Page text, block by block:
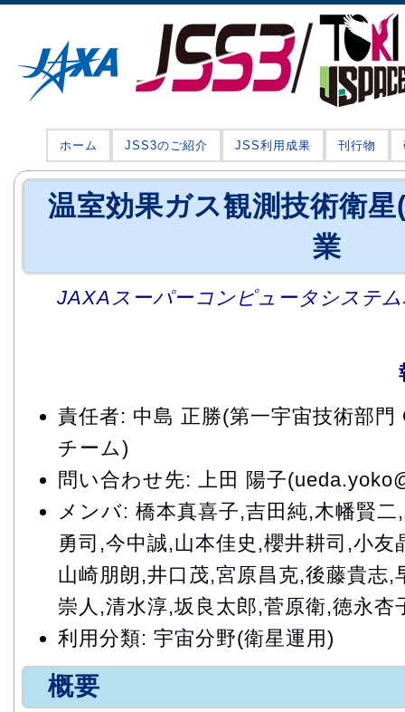
ホーム JSS3のご紹介 JSS利用成果 刊行物
温室効果ガス観測技術衛
業
JAXAスーパーコンピュータシステ
責任者: 中島 正勝(第一宇宙技術部
チーム)
問い合わせ先: 上田 陽子
メンバ: 橋本真喜子,吉田純,木幡賢
勇司,今中誠,山本佳史,櫻井耕司,小
山崎朋朗,井口茂,宮原昌克,後藤貴志,
崇人,清水淳,坂良太郎,菅原衛,徳永杏
利用分類: 宇宙分野(衛星運用)
概要